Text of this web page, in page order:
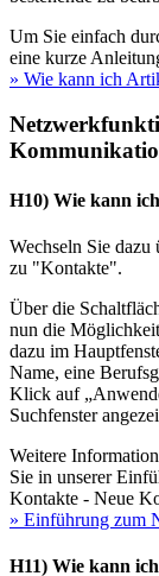
Um Sie einfach
eine kurze
» Wie kann ich
H10) Wie kann
Wechseln Sie
zu "Kontakte".
Über die
nun die
dazu im
Name, eine
Klick auf
Suchfenster
Weitere
Sie in unserer
Kontakte - Neue
» Einführung zum
H11) Wie kann